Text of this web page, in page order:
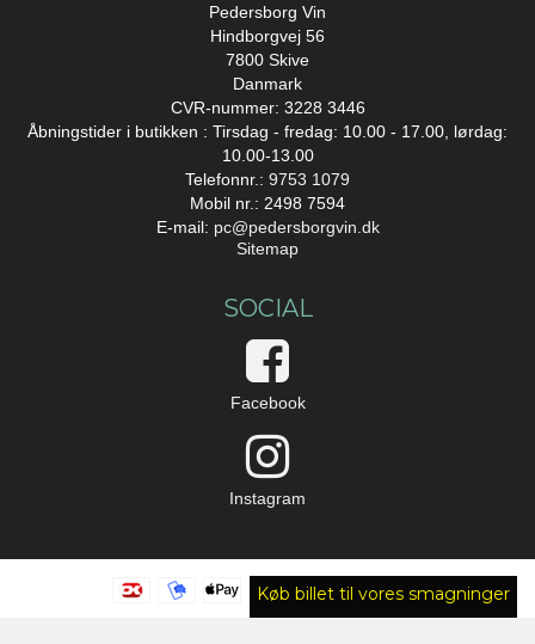
Køb billet til vores smagninger
Pedersborg Vin
Hindborgvej 56
7800 Skive
Danmark
CVR-nummer: 3228 3446
Åbningstider i butikken : Tirsdag - fredag: 10.00 - 17.00, lørdag:
10.00-13.00
Telefonnr.: 9753 1079
Mobil nr.: 2498 7594
E-mail: pc@pedersborgvin.dk
Sitemap
SOCIAL
Facebook
Instagram